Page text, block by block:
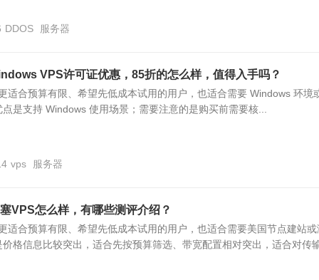
DDOS 服务器
VPS许可证优惠，85折的怎么样，值得入手吗？
适合预算有限、希望先低成本试用的用户，也适合需要 Windows 环境
是支持 Windows 使用场景；需要注意的是购买前需要核...
vps 服务器
VPS怎么样，有哪些测评介绍？
适合预算有限、希望先低成本试用的用户，也适合需要美国节点建站或
格信息比较突出，适合先按预算筛选、带宽配置相对突出，适合对传